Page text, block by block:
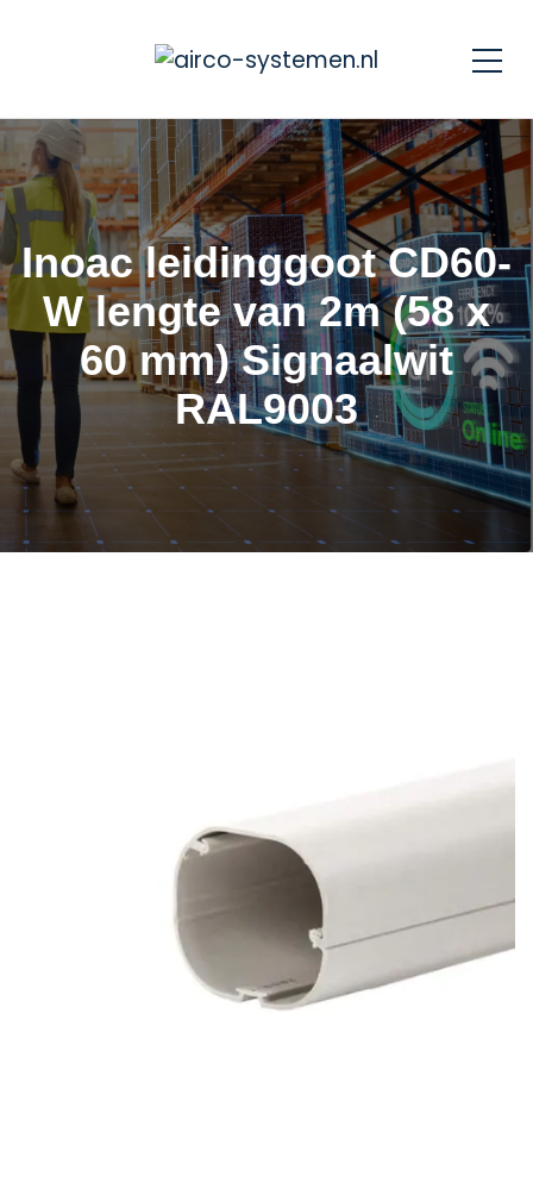
Inoac leidinggoot CD60-
W lengte van 2m (58 x
60 mm) Signaalwit
RAL9003